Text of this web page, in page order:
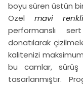
boyu süren üstün
Özel mavi
performanslı
donatılarak
kalitenizi
bu camlar, sürüş
tasarlanmıştır.